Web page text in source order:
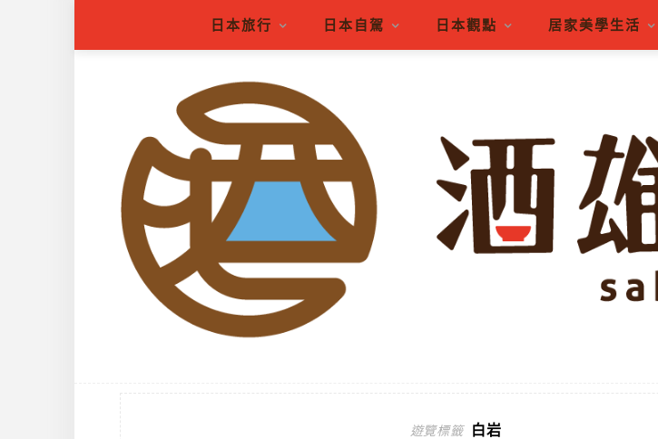
日本旅行 日本自駕 日本觀點 居家美學生活
遊覽標籤 白岩